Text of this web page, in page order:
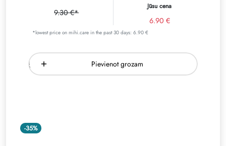
9.30 €*
Jūsu cena
6.90 €
*lowest price on mihi.care in the past 30 days: 6.90 €
Pievienot grozam
-35%